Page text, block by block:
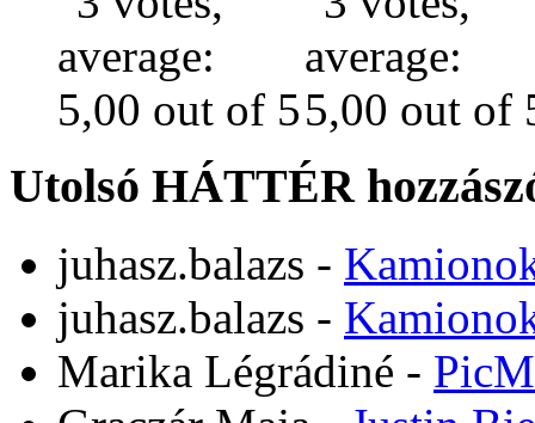
Utolsó HÁTTÉR
juhasz.balazs -
juhasz.balazs -
Marika Légrádiné -